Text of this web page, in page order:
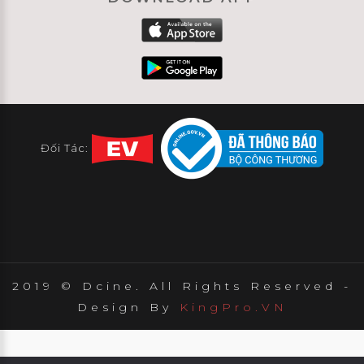
Đối Tác:
2019 © Dcine. All Rights Reserved -
Design By
KingPro.VN